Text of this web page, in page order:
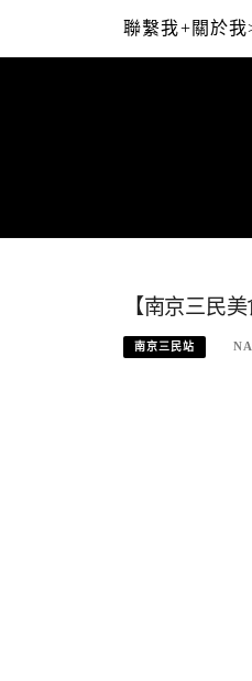
content
聯繫我+關於
【南京三民
南京三民站